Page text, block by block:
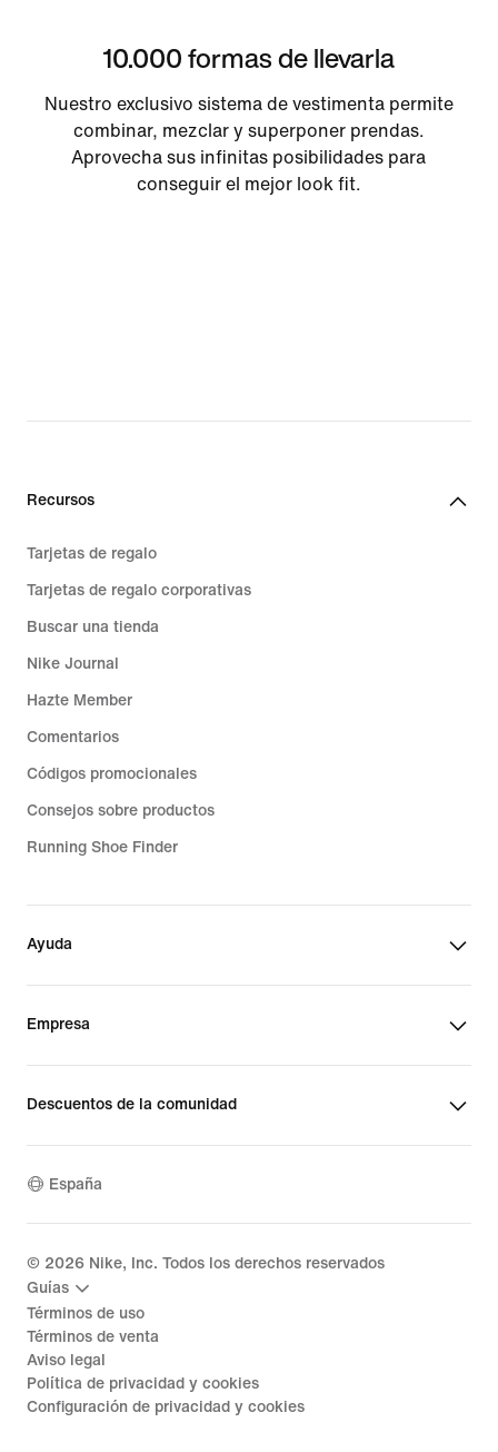
10.000 formas de llevarla
Nuestro exclusivo sistema de vestimenta permite
combinar, mezclar y superponer prendas.
Aprovecha sus infinitas posibilidades para
conseguir el mejor look fit.
Recursos
Tarjetas de regalo
Tarjetas de regalo corporativas
Buscar una tienda
Nike Journal
Hazte Member
Comentarios
Códigos promocionales
Consejos sobre productos
Running Shoe Finder
Ayuda
Empresa
Descuentos de la comunidad
España
© 2026 Nike, Inc. Todos los derechos reservados
Guías
Términos de uso
Términos de venta
Aviso legal
Política de privacidad y cookies
Configuración de privacidad y cookies